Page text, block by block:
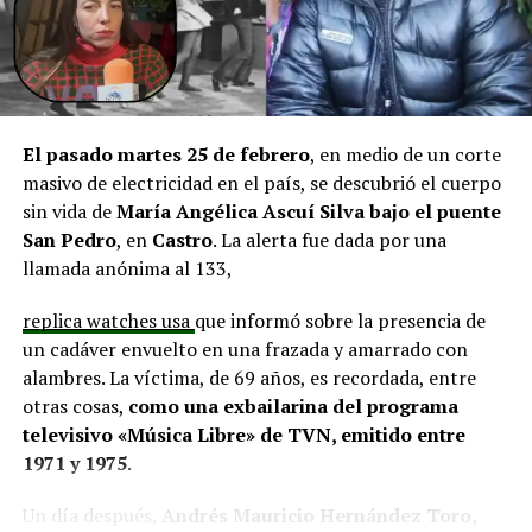
y el cierre perimetral del Club Deportivo Aucar, obras
fundamentales para el desarrollo comunitario.
El alcalde de Quemchi, Javier Ugarte, expresó una
situación similar, señalando que en su comuna tienen
proyectos elegibles tanto en PMU como en PMB, pero
que hasta la fecha no han recibido respuesta clara sobre
si se entregarán los recursos.“Preocupa esta situación,
estos son proyectos que vienen trabajándose desde
hace tiempo y que hoy están en riesgo por la falta de
En la comuna deCuraco de Vélez, la alcaldesa Javiera
Yáñezindicó que históricamente la Subdere ha apoyado
a los municipios en diversos proyectos y que confía en
que durante el año se asignen nuevos recursos, aunque
reconoció una disminución evidente en comparación
ha presentado iniciativas por más de 200 millones de
El pasado martes 25 de febrero, en medio de un corte
masivo de electricidad en el país, se descubrió el cuerpo
sin vida deMaría Angélica Ascuí Silvabajo el puente
San Pedro, en Castro. La alerta fue dada por una
llamada anónima al 133,
replica watches usa que informó sobre la presencia de
un cadáver envuelto en una frazada y amarrado con
alambres. La víctima, de 69 años, es recordada, entre
otras cosas, como una exbailarina del programa
televisivo «Música Libre» de TVN, emitido entre
1971 y 1975.
Un día después,
Andrés Mauricio Hernández Toro,